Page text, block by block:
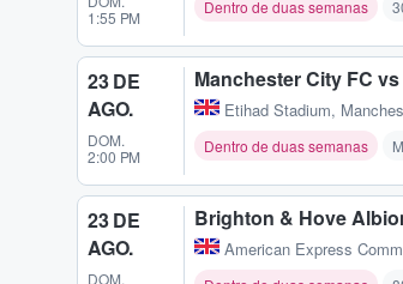
1:55 PM
Dentro de duas semanas
23 DE
AGO.
DOM.
2:00 PM
Manchester City FC
Etihad Stadium,
Dentro de duas semanas
23 DE
AGO.
DOM.
Brighton & Hove
American Express